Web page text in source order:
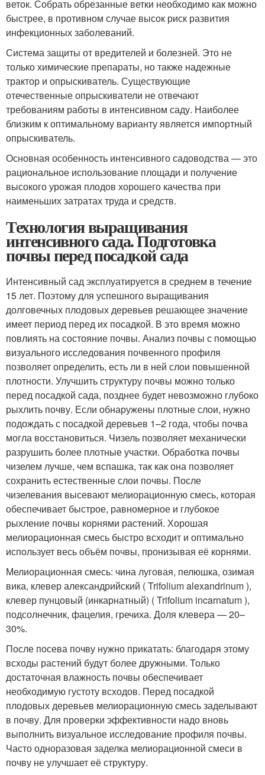
веток. Собрать обрезанные ветки необходимо как можно
быстрее, в противном случае высок риск развития
инфекционных заболеваний.
Система защиты от вредителей и болезней. Это не
только химические препараты, но также надежные
трактор и опрыскиватель. Существующие
отечественные опрыскиватели не отвечают
требованиям работы в интенсивном саду. Наиболее
близким к оптимальному варианту является импортный
опрыскиватель.
Основная особенность интенсивного садоводства — это
рациональное использование площади и получение
высокого урожая плодов хорошего качества при
наименьших затратах труда и средств.
Технология выращивания
интенсивного сада. Подготовка
почвы перед посадкой сада
Интенсивный сад эксплуатируется в среднем в течение
15 лет. Поэтому для успешного выращивания
долговечных плодовых деревьев решающее значение
имеет период перед их посадкой. В это время можно
повлиять на состояние почвы. Анализ почвы с помощью
визуального исследования почвенного профиля
позволяет определить, есть ли в ней слои повышенной
плотности. Улучшить структуру почвы можно только
перед посадкой сада, позднее будет невозможно глубоко
рыхлить почву. Если обнаружены плотные слои, нужно
подождать с посадкой деревьев 1–2 года, чтобы почва
могла восстановиться. Чизель позволяет механически
разрушить более плотные участки. Обработка почвы
чизелем лучше, чем вспашка, так как она позволяет
сохранить естественные слои почвы. После
чизелевания высевают мелиорационную смесь, которая
обеспечивает быстрое, равномерное и глубокое
рыхление почвы корнями растений. Хорошая
мелиорационная смесь быстро всходит и оптимально
использует весь объём почвы, пронизывая её корнями.
Мелиорационная смесь: чина луговая, пелюшка, озимая
вика, клевер александрийский ( Trifolium alexandrinum ),
клевер пунцовый (инкарнатный) ( Trifolium incarnatum ),
подсолнечник, фацелия, гречиха. Доля клевера — 20–
30%.
После посева почву нужно прикатать: благодаря этому
всходы растений будут более дружными. Только
достаточная влажность почвы обеспечивает
необходимую густоту всходов. Перед посадкой
плодовых деревьев мелиорационную смесь заделывают
в почву. Для проверки эффективности надо вновь
выполнить визуальное исследование профиля почвы.
Часто одноразовая заделка мелиорационной смеси в
почву не улучшает её структуру.